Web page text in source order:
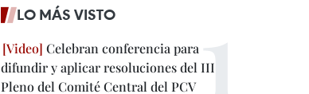
LO MÁS VISTO
Celebran conferencia para
difundir y aplicar resoluciones del III
Pleno del Comité Central del PCV